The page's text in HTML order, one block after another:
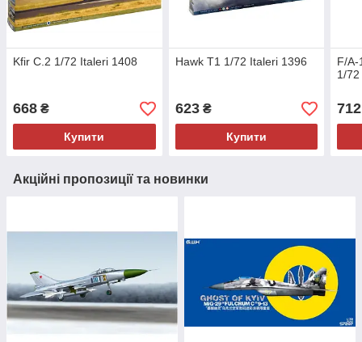
Kfir C.2 1/72 Italeri 1408
668 ₴
Купити
Hawk T1 1/72 Italeri 1396
623₴
Купити
F/A-
1/
712
Акційні пропозиції та новинки